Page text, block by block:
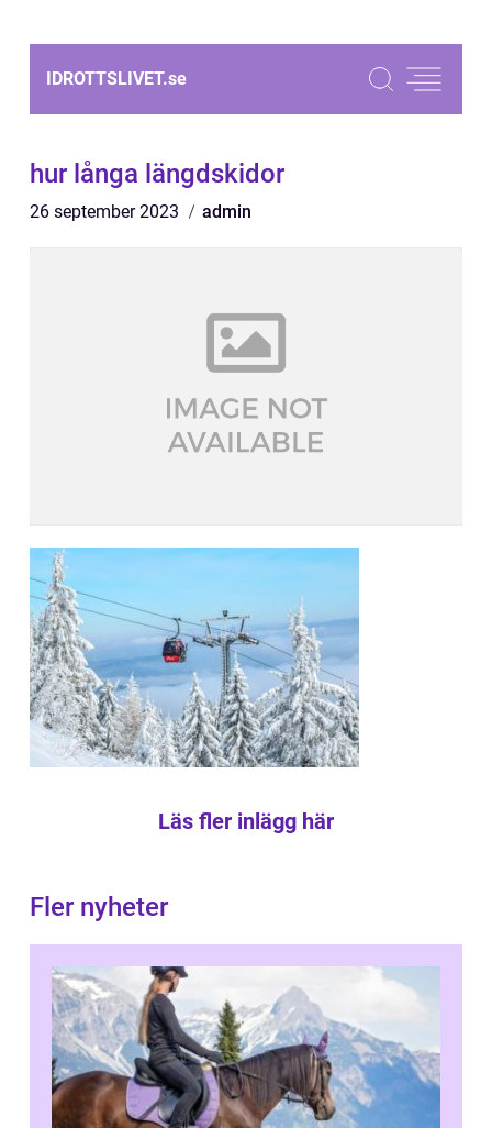
IDROTTSLIVET.se
hur långa längdskidor
26 september 2023 admin
Läs fler inlägg här
Fler nyheter